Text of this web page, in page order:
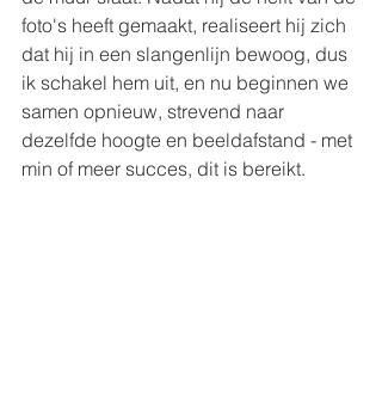
foto's heeft gemaakt, realiseert hij zich
dat hij in een slangenlijn bewoog, dus
ik schakel hem uit, en nu beginnen we
samen opnieuw, strevend naar
dezelfde hoogte en beeldafstand - met
min of meer succes, dit is bereikt.